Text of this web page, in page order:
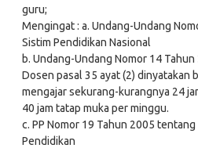
guru;
Mengingat : a. Undang-Undang
Sistim Pendidikan Nasional
b. Undang-Undang Nomor 14
Dosen pasal 35 ayat (2) dinyatakan
mengajar sekurang-kurangnya 24
40 jam tatap muka per minggu.
c. PP Nomor 19 Tahun 2005
Pendidikan